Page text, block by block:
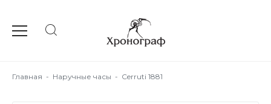
Главная - Наручные часы - Cerruti 1881